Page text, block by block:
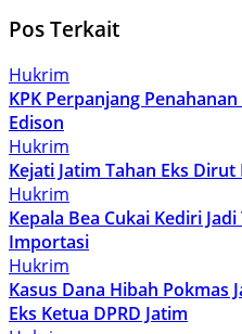
Pos Terkait
Hukrim
KPK Perpanjang
Edison
Hukrim
Kejati Jatim Tahan Eks
Hukrim
Kepala Bea Cukai Kediri
Importasi
Hukrim
Kasus Dana Hibah Pokmas
Eks Ketua DPRD Jatim